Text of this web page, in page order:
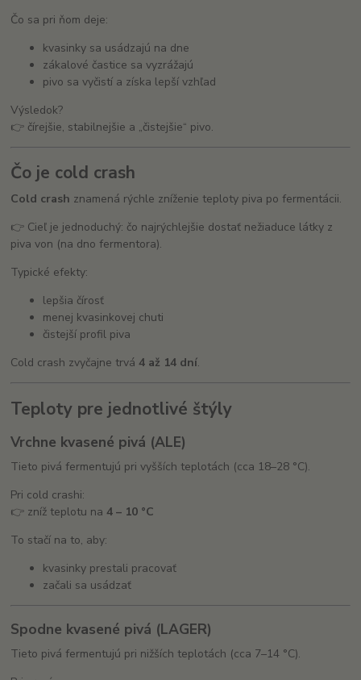
Čo sa pri ňom deje:
kvasinky sa usádzajú na dne
zákalové častice sa vyzrážajú
pivo sa vyčistí a získa lepší vzhľad
Výsledok?
👉 čírejšie, stabilnejšie a „čistejšie“ pivo.
Čo je cold crash
Cold crash znamená rýchle zníženie teploty piva po fermentácii.
👉 Cieľ je jednoduchý: čo najrýchlejšie dostať nežiaduce látky z
piva von (na dno fermentora).
Typické efekty:
lepšia čírosť
menej kvasinkovej chuti
čistejší profil piva
Cold crash zvyčajne trvá4 až 14 dní.
Teploty pre jednotlivé štýly
Vrchne kvasené pivá (ALE)
Tieto pivá fermentujú pri vyšších teplotách (cca 18–28 °C).
Pri cold crashi:
👉 zníž teplotu na4 – 10 °C
To stačí na to, aby:
kvasinky prestali pracovať
začali sa usádzať
Spodne kvasené pivá (LAGER)
Tieto pivá fermentujú pri nižších teplotách (cca 7–14 °C).